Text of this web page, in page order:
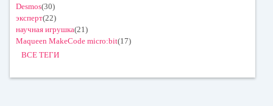
Desmos(30)
эксперт(22)
научная игрушка(21)
Maqueen MakeCode micro:bit(17)
ВСЕ ТЕГИ